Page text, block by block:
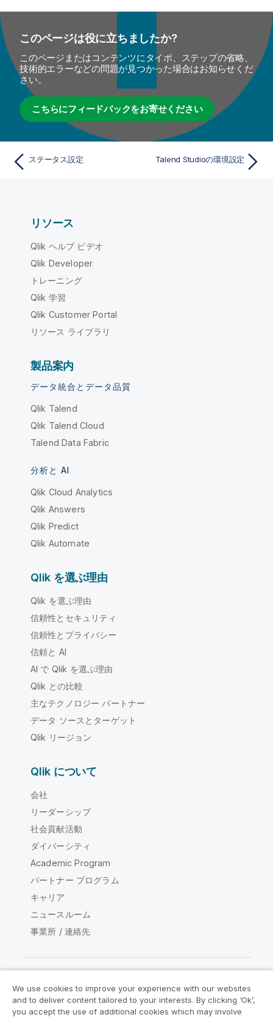
このページは役に立ちましたか?
このページまたはコンテンツにタイポ、ステップの省略、
技術的エラーなどの問題が見つかった場合はお知らせくだ
さい。
こちらにフィードバックをお寄せください
ステータス設定 Talend Studioの環境設定
リソース
Qlik ヘルプ ビデオ
Qlik Developer
トレーニング
Qlik 学習
Qlik Customer Portal
リソース ライブラリ
製品案内
データ統合とデータ品質
Qlik Talend
Qlik Talend Cloud
Talend Data Fabric
分析と AI
Qlik Cloud Analytics
Qlik Answers
Qlik Predict
Qlik Automate
Qlik を選ぶ理由
Qlik を選ぶ理由
信頼性とセキュリティ
信頼性とプライバシー
信頼と AI
AI で Qlik を選ぶ理由
Qlik との比較
主なテクノロジー パートナー
データ ソースとターゲット
Qlik リージョン
Qlik について
会社
リーダーシップ
社会貢献活動
ダイバーシティ
Academic Program
パートナー プログラム
キャリア
ニュースルーム
事業所 / 連絡先
Qlik コミュニティ
We use cookies to improve your experience with our websites
and to deliver content tailored to your interests. By clicking ‘Ok’,
you accept the use of additional cookies which may involve